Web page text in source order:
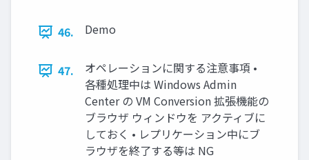
46. Demo
47.
オペレーションに関する注意事項 •
各種処理中は Windows Admin
Center の VM Conversion 拡張機能の
ブラウザ ウィンドウを アクティブに
しておく • レプリケーション中にブ
ラウザを終了する等は NG